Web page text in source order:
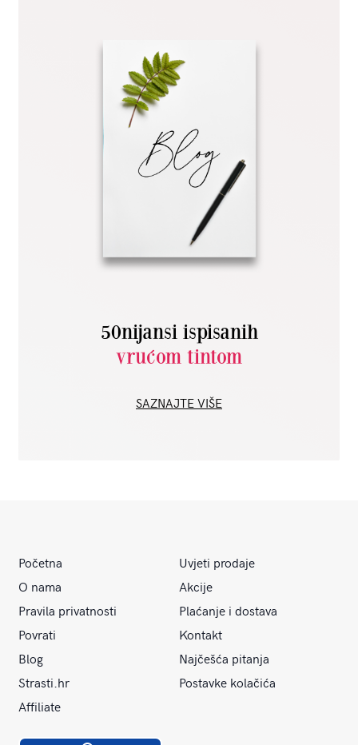
50nijansi ispisanih
vrućom tintom
SAZNAJTE VIŠE
Početna
Uvjeti prodaje
O nama
Akcije
Pravila privatnosti
Plaćanje i dostava
Povrati
Kontakt
Blog
Najčešća pitanja
Strasti.hr
Postavke kolačića
Affiliate